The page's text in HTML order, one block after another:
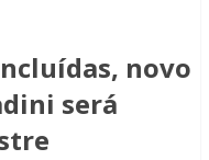
novo
será